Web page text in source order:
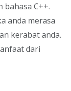
C++.
anda merasa
kerabat anda.
dari